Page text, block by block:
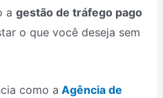
a gestão de tráfego pago
o que você deseja sem
como a Agência de